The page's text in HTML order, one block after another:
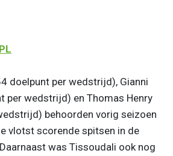
doelpunt per wedstrijd), Gianni
per wedstrijd) en Thomas Henry
behoorden vorig seizoen
vlotst scorende spitsen in de
was Tissoudali ook nog